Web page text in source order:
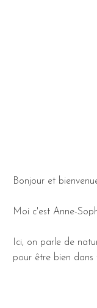
Bonjour et
Moi c'est Anne-
Ici, on parle de
pour être bien